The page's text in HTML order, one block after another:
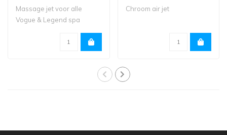
Massage jet voor alle
Vogue & Legend spa
Chroom air jet